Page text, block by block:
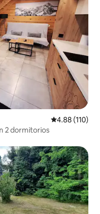
Calificación
4.88 (110)
2 dormitorios